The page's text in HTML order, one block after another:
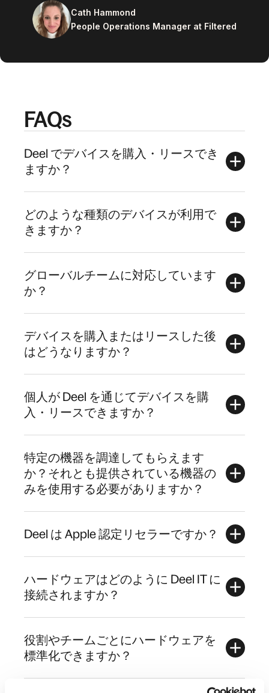
Cath Hammond
People Operations Manager at Filtered
FAQs
Deel でデバイスを購入・リースでき
ますか？
どのような種類のデバイスが利用で
きますか？
グローバルチームに対応しています
か？
デバイスを購入またはリースした後
はどうなりますか？
個人が Deel を通じてデバイスを購
入・リースできますか？
特定の機器を調達してもらえます
か？それとも提供されている機器の
みを使用する必要がありますか？
Deel は Apple 認定リセラーですか？
ハードウェアはどのように Deel IT に
接続されますか？
役割やチームごとにハードウェアを
標準化できますか？